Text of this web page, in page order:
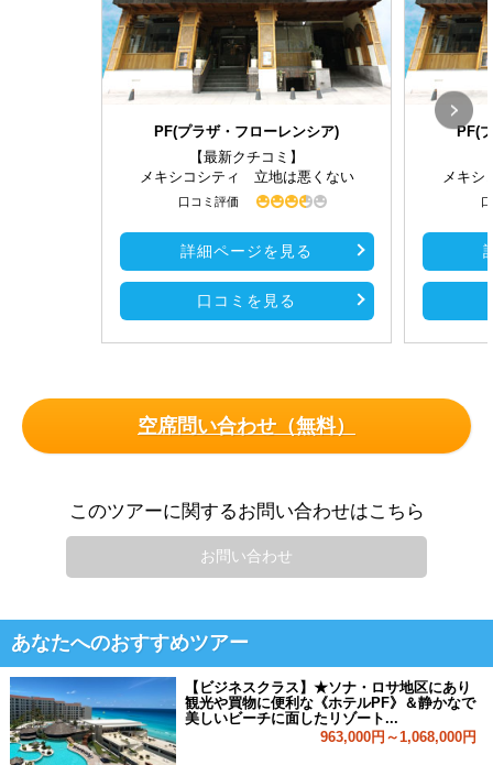
PF(プラザ・フローレンシア)
【最新クチコミ】
メキシコシティ 立地は悪くない
口コミ評価
詳細ページを見る
口コミを見る
PF(
メキ
空席問い合わせ（無料）
このツアーに関するお問い合わせはこちら
お問い合わせ
あなたへのおすすめツアー
【ビジネスクラス】★ソナ・ロサ地区にあり
観光や買物に便利な《ホテルPF》＆静かなで
美しいビーチに面したリゾート...
963,000円～1,068,000円